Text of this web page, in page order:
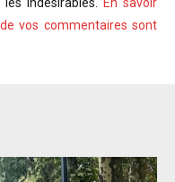
indésirables. En savoir
vos commentaires sont